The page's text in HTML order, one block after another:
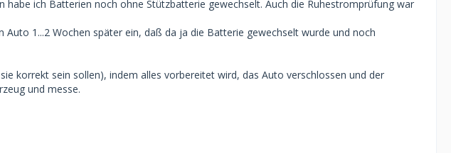
habe ich Batterien noch ohne Stützbatterie gewechselt. Auch die Ruhestromprüfung war
1...2 Wochen später ein, daß da ja die Batterie gewechselt wurde und noch
korrekt sein sollen), indem alles vorbereitet wird, das Auto verschlossen und der
und messe.